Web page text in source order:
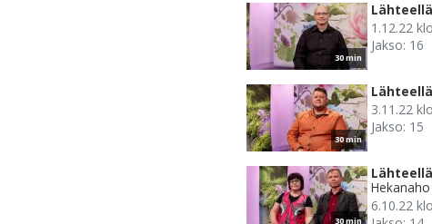
30 min
Lähteellä
1.12.22
Jakso: 16
30 min
Lähteellä
3.11.22
Jakso: 15
30 min
Lähteellä
Hekanaho
6.10.22